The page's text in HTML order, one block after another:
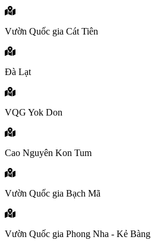
Vườn Quốc gia Cát Tiên
Đà Lạt
VQG Yok Don
Cao Nguyên Kon Tum
Vườn Quốc gia Bạch Mã
Vườn Quốc gia Phong Nha - Kẻ Bàng